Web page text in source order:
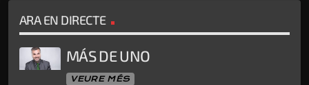
ARA EN DIRECTE
MÁS DE UNO
VEURE MÉS